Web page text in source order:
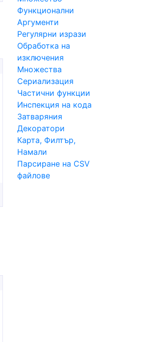
Функционални
Аргументи
Регулярни изрази
Обработка на
изключения
Множества
Сериализация
Частични функции
Инспекция на кода
Затваряния
Декоратори
Карта, Филтър,
Намали
Парсиране на CSV
файлове